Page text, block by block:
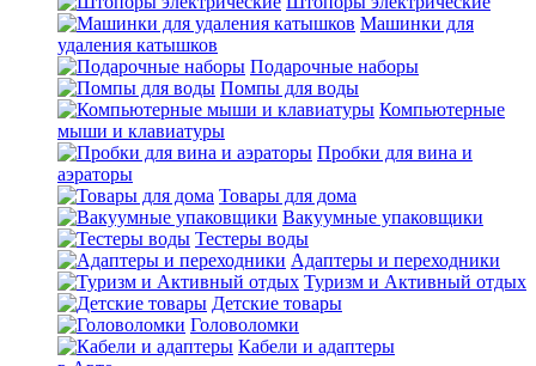
Машинки для
удаления катышков
Подарочные наборы
Помпы для воды
Компьютерные
мыши и клавиатуры
Пробки для вина и
аэраторы
Товары для дома
Вакуумные упаковщики
Тестеры воды
Адаптеры и переходники
Туризм и Активный отдых
Детские товары
Головоломки
Кабели и адаптеры